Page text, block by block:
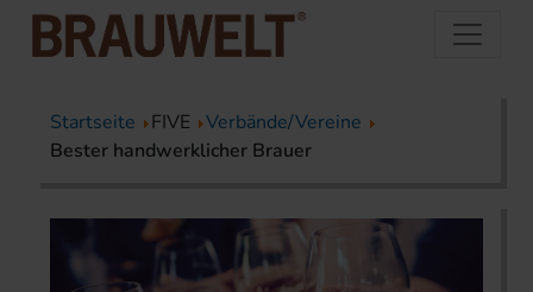
Startseite FIVE Verbände/Vereine
Bester handwerklicher Brauer